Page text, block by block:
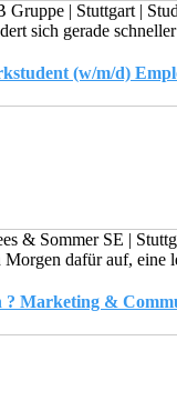
Gruppe | Stuttgart |
sich gerade
(w/m/d)
& Sommer SE |
Morgen dafür auf, eine
? Marketing &